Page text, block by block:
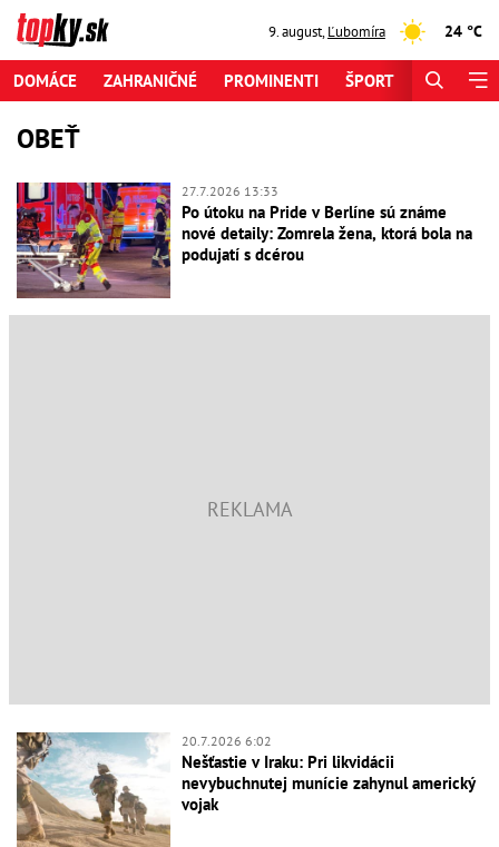
9. august,Ľubomíra 24 °C
DOMÁCE ZAHRANIČNÉ PROMINENTI ŠPORT
OBEŤ
27.7.2026 13:33
Po útoku na Pride v Berlíne sú známe
nové detaily: Zomrela žena, ktorá bola na
podujatí s dcérou
20.7.2026 6:02
Nešťastie v Iraku: Pri likvidácii
nevybuchnutej munície zahynul americký
vojak